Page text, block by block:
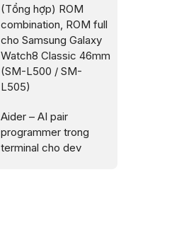
(Tổng hợp) ROM
combination, ROM full
cho Samsung Galaxy
Watch8 Classic 46mm
(SM-L500 / SM-
L505)
Aider – AI pair
programmer trong
terminal cho dev